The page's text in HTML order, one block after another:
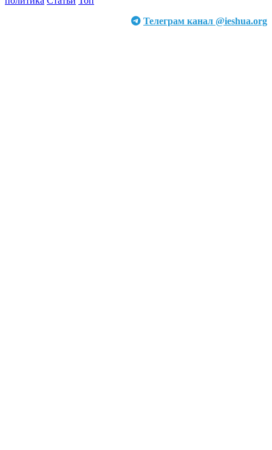
Телеграм канал @ieshua.org